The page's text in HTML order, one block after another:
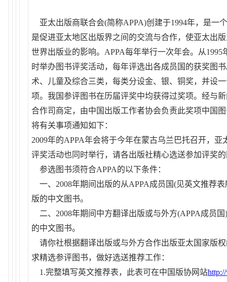
亚太出版商联合会(简称APPA)创建于1994年，是一
是促进亚太地区出版界之间的交流与合作，使亚太出
世界出版业的影响。APPA每年举行一次年会。从1995
时举办图书评奖活动，每年评选出各成员国的获奖图
术、儿童及综合三类，每类分设金、银、铜奖，并设
项。我国参评图书在历届评奖中均获得过奖项。经与
合作司商定，由中国出版工作者协会负责此奖项中国
将有关事项通知如下：
2009年的APPA年会将于今年在蒙古乌兰巴托召开，亚
评奖活动也同时举行，请各出版社精心选送参加评奖
参选图书须符合APPA的以下条件：
一、2008年期间出版的从APPA成员国(见英文推荐
版的中文图书。
二、2008年期间中方翻译出版或与外方(APPA成员
的中文图书。
请你社根据翻译出版或与外方合作出版亚太国家版
求精选参评图书，做好选送推荐工作：
1.完整填写英文推荐表，此表可在中国版协网站